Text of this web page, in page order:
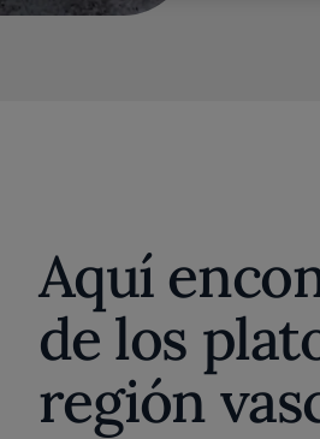
Aquí
de los
región